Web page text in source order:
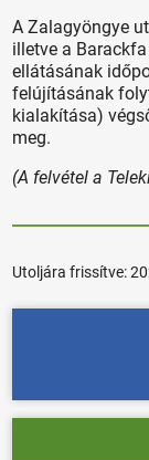
A Zalagyöngye
illetve a
ellátásának
felújításának
kialakítása)
meg.
(A felvétel a
Utoljára frissítve: